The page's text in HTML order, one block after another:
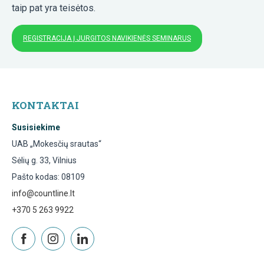
taip pat yra teisėtos.
REGISTRACIJA Į JURGITOS NAVIKIENĖS SEMINARUS
KONTAKTAI
Susisiekime
UAB „Mokesčių srautas“
Sėlių g. 33, Vilnius
Pašto kodas: 08109
info@countline.lt
+370 5 263 9922